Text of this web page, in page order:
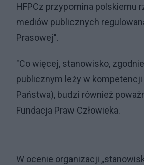
HFPCz przypomina polskiemu
mediów publicznych
Prasowej".
"Co więcej, stanowisko,
publicznym leży w
Państwa), budzi również
Fundacja Praw Człowieka.
W ocenie organizacji